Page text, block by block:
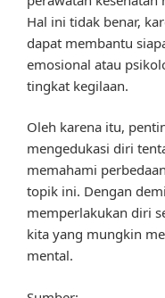
Hal ini tidak benar,
dapat membantu
emosional atau
tingkat kegilaan.
Oleh karena itu,
mengedukasi diri
memahami
topik ini. Dengan
memperlakukan diri
kita yang mungkin
mental.